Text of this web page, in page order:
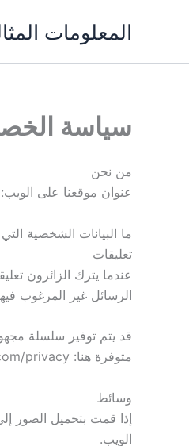
المعلومات
سياسة
من نحن
عنوان موقعنا على الويب: https://cleaningm.com.
ما البيانات الشخصية
تعليقات
الرسائل غير المرغوب
متوفرة هنا: https://automattic.com/privacy/. بعد الموافقة على تعليقك، ستكون صورة ملفك الشخصي مرئية للعامة في سياق تعليقك.
وسائط
الويب.